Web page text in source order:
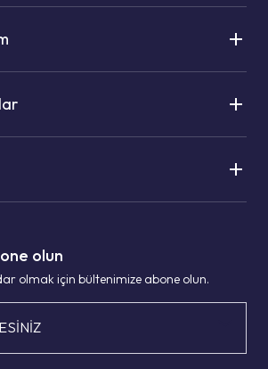
olun
olmak için bültenimize abone olun.